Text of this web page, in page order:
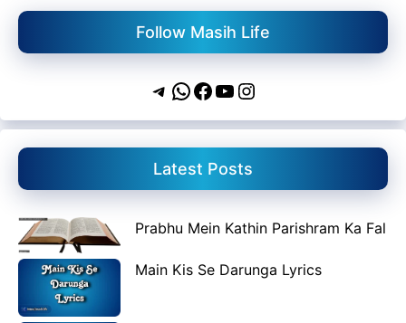
Follow Masih Life
Telegram
WhatsApp
Facebook
YouTube
Instagram
Latest Posts
Prabhu Mein Kathin Parishram Ka Fal
Main Kis Se Darunga Lyrics